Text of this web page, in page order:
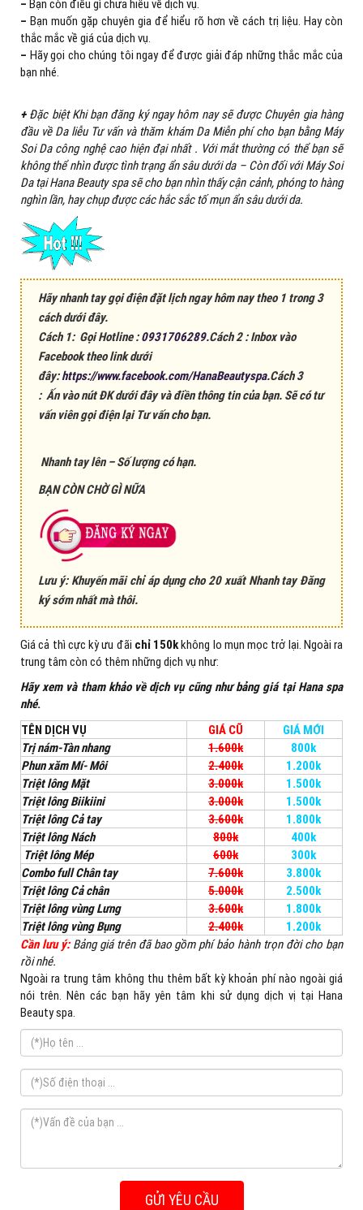
– Bạn còn điều gì chưa hiểu về dịch vụ.
–Bạn muốn gặp chuyên gia để hiểu rõ hơn về cách trị liệu. Hay còn
thắc mắc về giá của dịch vụ.
– Hãy gọi cho chúng tôi ngay để được giải đáp những thắc mắc của
bạn nhé.
+ Đặc biệt Khi bạn đăng ký ngay hôm nay sẽ được Chuyên gia hàng
đầu về Da liễu Tư vấn và thăm khám Da Miễn phí cho bạn bằng Máy
Soi Da công nghệ cao hiện đại nhất . Với mắt thường có thể bạn sẽ
không thể nhìn được tình trạng ẩn sâu dưới da – Còn đối với Máy Soi
Da tại Hana Beauty spa sẽ cho bạn nhìn thấy cận cảnh, phóng to hàng
nghìn lần, hay chụp được các hắc sắc tố mụn ẩn sâu dưới da.
Hãy nhanh tay gọi điện đặt lịch ngay hôm nay theo 1 trong 3
cách dưới đây.
Cách 1: Gọi Hotline :0931706289.Cách 2 : Inbox vào
Facebook theo link dưới
đây:https://www.facebook.com/HanaBeautyspa.Cách 3
: Ấn vào nút ĐK dưới đây và điền thông tin của bạn. Sẽ có tư
vấn viên gọi điện lại Tư vấn cho bạn.
Nhanh tay lên – Số lượng có hạn.
BẠN CÒN CHỜ GÌ NỮA
Lưu ý: Khuyến mãi chỉ áp dụng cho 20 xuất Nhanh tay Đăng
ký sớm nhất mà thôi.
Giá cả thì cực kỳ ưu đãi chỉ 150kkhông lo mụn mọc trở lại. Ngoài ra
trung tâm còn có thêm những dịch vụ như:
Hãy xem và tham khảo về dịch vụ cũng như bảng giá tại Hana spa
nhé.
TÊN DỊCH VỤ
GIÁ CŨ
GIÁ MỚI
Trị nám-Tàn nhang
1.600k
800k
Phun xăm Mí- Môi
2.400k
1.200k
Triệt lông Mặt
3.000k
1.500k
Triệt lông Biikiini
3.000k
1.500k
Triệt lông Cả tay
3.600k
1.800k
Triệt lông Nách
800k
400k
Triệt lông Mép
600k
300k
Combo full Chân tay
7.600k
3.800k
Triệt lông Cả chân
5.000k
2.500k
Triệt lông vùng Lưng
3.600k
1.800k
Triệt lông vùng Bụng
2.400k
1.200k
Cần lưu ý: Bảng giá trên đã bao gồm phí bảo hành trọn đời cho bạn
rồi nhé.
Ngoài ra trung tâm không thu thêm bất kỳ khoản phí nào ngoài giá
nói trên. Nên các bạn hãy yên tâm khi sử dụng dịch vị tại Hana
Beauty spa.
Đăng
ký
ngay
hôm
nay-
Để